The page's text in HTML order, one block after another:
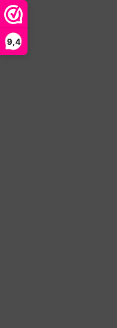
9,4